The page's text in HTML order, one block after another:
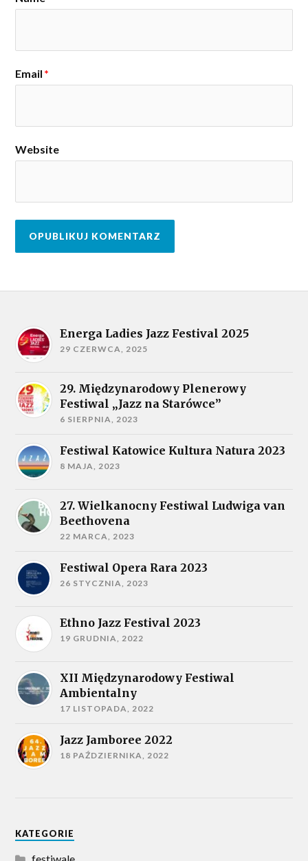
Email *
Website
Energa Ladies Jazz Festival 2025
29 CZERWCA, 2025
29. Międzynarodowy Plenerowy
Festiwal „Jazz na Starówce”
6 SIERPNIA, 2023
Festiwal Katowice Kultura Natura 2023
8 MAJA, 2023
27. Wielkanocny Festiwal Ludwiga van
Beethovena
22 MARCA, 2023
Festiwal Opera Rara 2023
26 STYCZNIA, 2023
Ethno Jazz Festival 2023
19 GRUDNIA, 2022
XII Międzynarodowy Festiwal
Ambientalny
17 LISTOPADA, 2022
Jazz Jamboree 2022
18 PAŹDZIERNIKA, 2022
KATEGORIE